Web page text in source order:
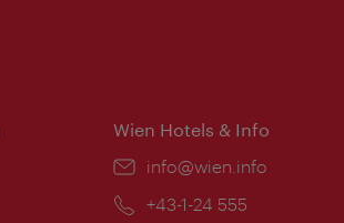
Wien Hotels & Info
Email:
info@wien.info
Telefon:
+43-1-24 555